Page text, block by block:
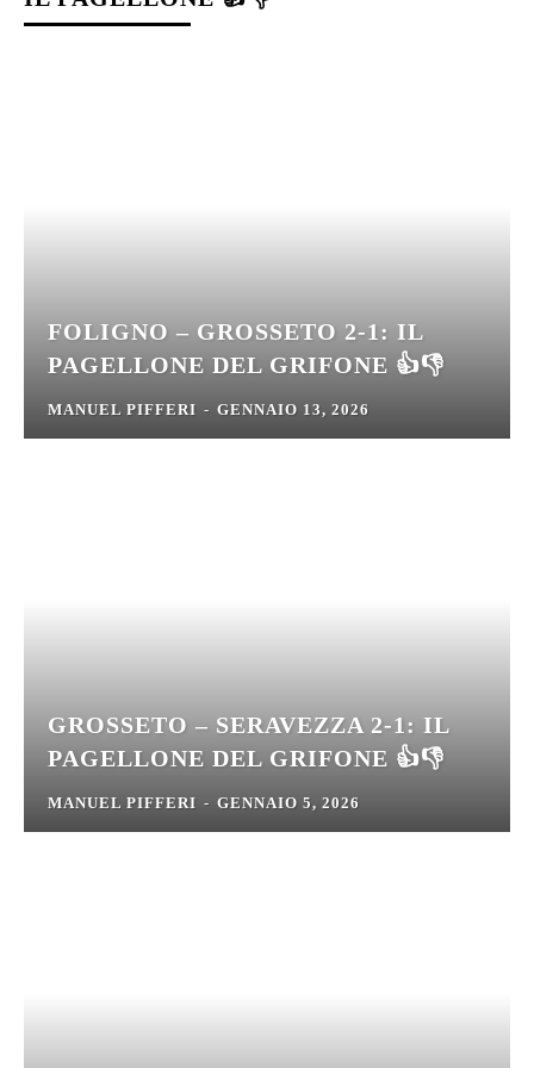
FOLIGNO – GROSSETO 2-1: IL
PAGELLONE DEL GRIFONE 👍👎
MANUEL PIFFERI - GENNAIO 13, 2026
GROSSETO – SERAVEZZA 2-1: IL
PAGELLONE DEL GRIFONE 👍👎
MANUEL PIFFERI - GENNAIO 5, 2026